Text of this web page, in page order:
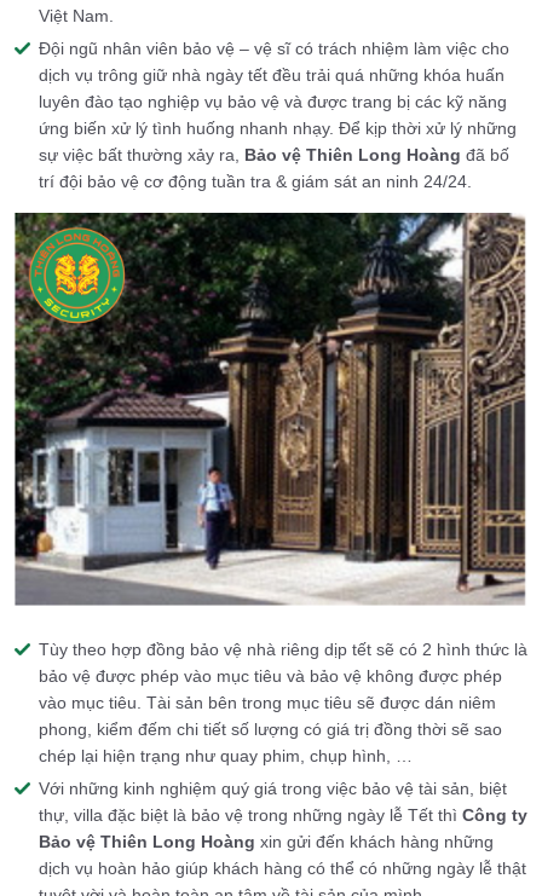
Việt Nam.
Đội ngũ nhân viên bảo vệ – vệ sĩ có trách nhiệm làm việc cho
dịch vụ trông giữ nhà ngày tết đều trải quá những khóa huấn
luyên đào tạo nghiệp vụ bảo vệ và được trang bị các kỹ năng
ứng biến xử lý tình huống nhanh nhạy. Để kịp thời xử lý những
sự việc bất thường xảy ra, Bảo vệ Thiên Long Hoàng đã bố
trí đội bảo vệ cơ động tuần tra & giám sát an ninh 24/24.
Tùy theo hợp đồng bảo vệ nhà riêng dịp tết sẽ có 2 hình thức là
bảo vệ được phép vào mục tiêu và bảo vệ không được phép
vào mục tiêu. Tài sản bên trong mục tiêu sẽ được dán niêm
phong, kiểm đếm chi tiết số lượng có giá trị đồng thời sẽ sao
chép lại hiện trạng như quay phim, chụp hình, …
Với những kinh nghiệm quý giá trong việc bảo vệ tài sản, biệt
thự, villa đặc biệt là bảo vệ trong những ngày lễ Tết thì Công ty
Bảo vệ Thiên Long Hoàng xin gửi đến khách hàng những
dịch vụ hoàn hảo giúp khách hàng có thể có những ngày lễ thật